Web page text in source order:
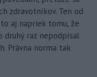
zdravotníkov. Ten od
aj napriek tomu, že
druhý raz nepodpísal
Právna norma tak